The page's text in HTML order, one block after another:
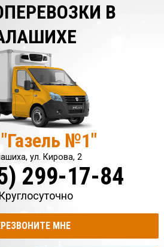
В
№1"
ул. Кирова, 2
299-17-84
Круглосуточно
МНЕ